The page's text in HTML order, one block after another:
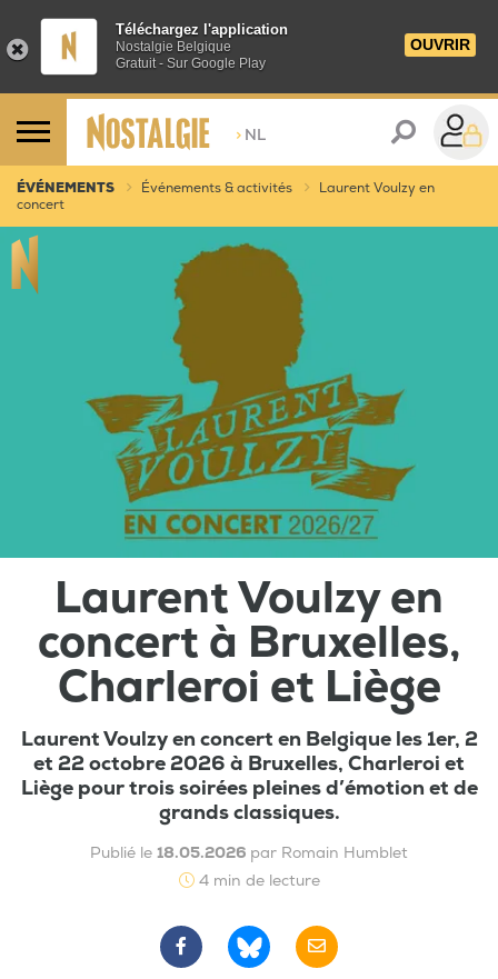
Téléchargez l'application
Nostalgie Belgique
Gratuit - Sur Google Play
OUVRIR
> NL
ÉVÉNEMENTS Événements & activités
Laurent Voulzy en
concert
Laurent Voulzy en
concert à Bruxelles,
Charleroi et Liège
Laurent Voulzy en concert en Belgique les 1er, 2
et 22 octobre 2026 à Bruxelles, Charleroi et
Liège pour trois soirées pleines d’émotion et de
grands classiques.
Publié le 18.05.2026 par Romain Humblet
4 min de lecture